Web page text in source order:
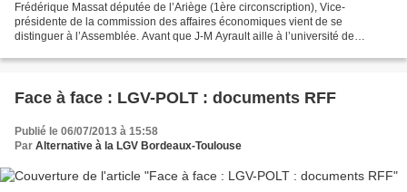
Frédérique Massat députée de l’Ariège (1ère circonscription), Vice-
présidente de la commission des affaires économiques vient de se
distinguer à l’Assemblée. Avant que J-M Ayrault aille à l’université de
Face à face : LGV-POLT : documents RFF
Publié le 06/07/2013 à 15:58
Par Alternative à la LGV Bordeaux-Toulouse